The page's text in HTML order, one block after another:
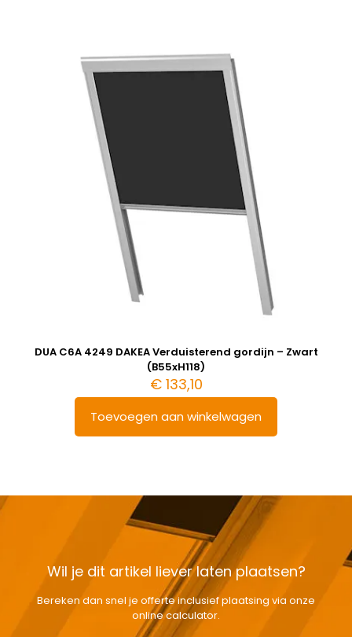
DUA C6A 4249 DAKEA Verduisterend gordijn – Zwart
(B55xH118)
€133,10
Toevoegen aan winkelwagen
Wil je dit artikel liever laten plaatsen?
Bereken dan snel je offerte inclusief plaatsing via onze
online calculator.